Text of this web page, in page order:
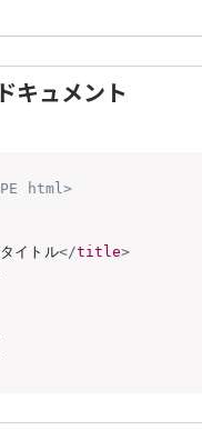
キュメント
html>
タイトル</title>